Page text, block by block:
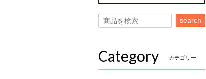
search
Category カテゴリー